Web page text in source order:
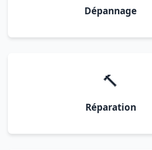
Dépannage
🔨
Réparation